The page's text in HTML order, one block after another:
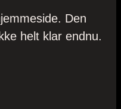
Den
helt klar endnu.